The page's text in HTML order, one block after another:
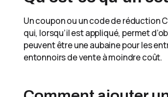
Un coupon ou un code de réduction
qui, lorsqu’il est appliqué, permet
peuvent être une aubaine pour les
entonnoirs de vente à moindre coût.